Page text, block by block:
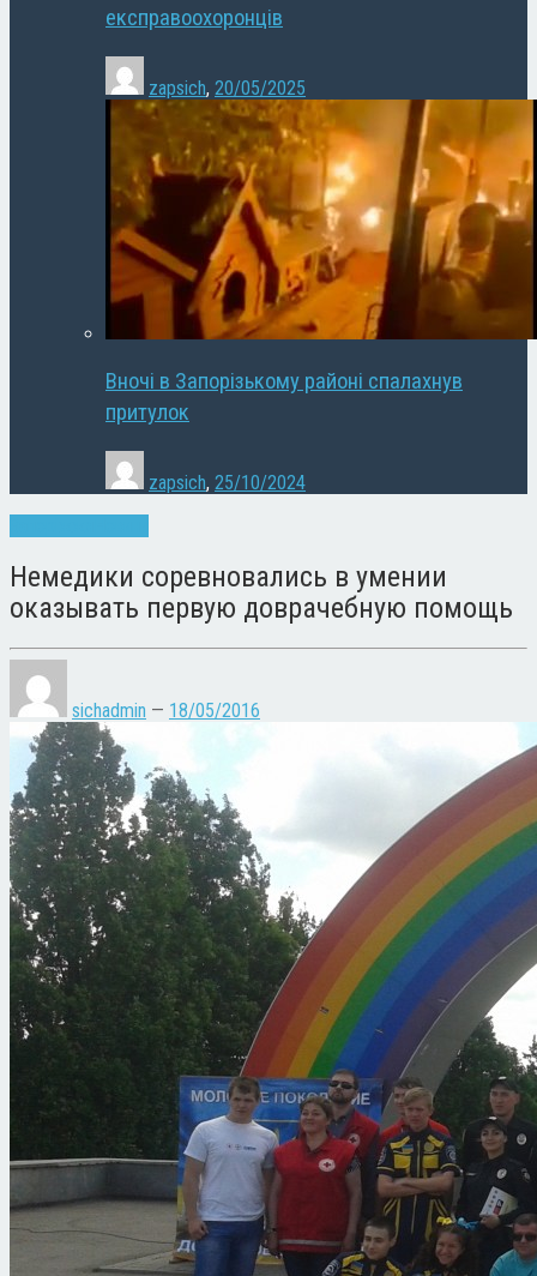
експравоохоронців
zapsich, 20/05/2025
Вночі в Запорізькому районі спалахнув
притулок
zapsich, 25/10/2024
Немедики соревновались в умении
оказывать первую доврачебную помощь
sichadmin — 18/05/2016